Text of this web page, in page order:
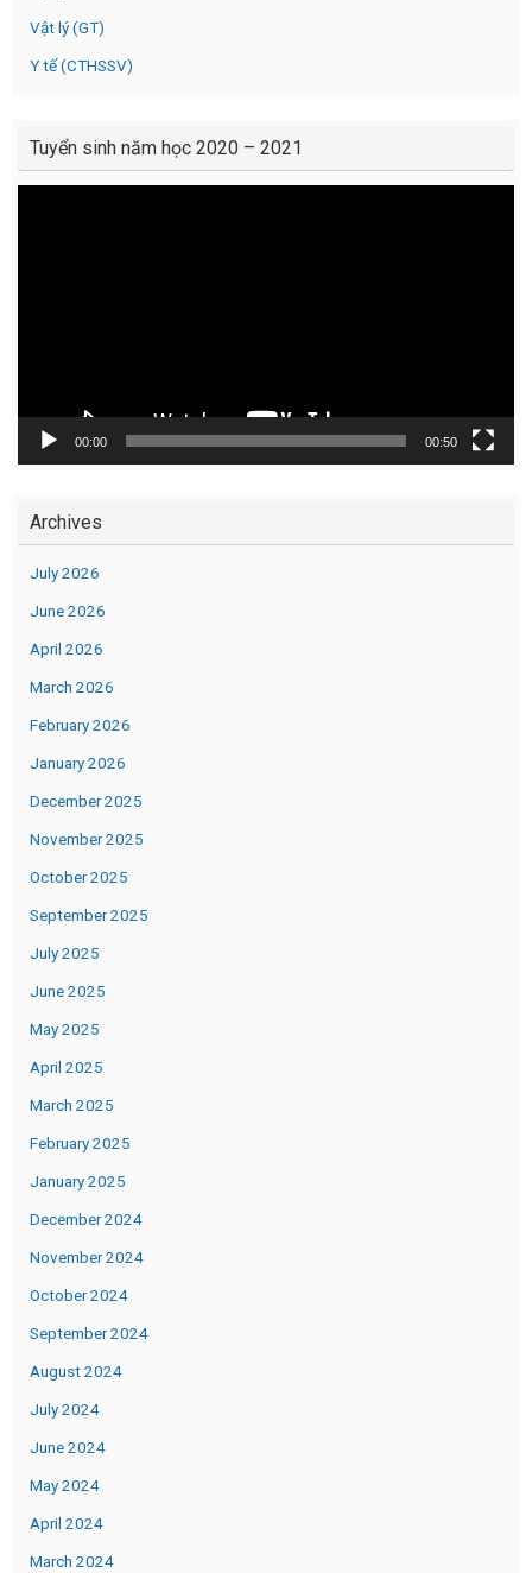
Vật lý (GT)
Y tế (CTHSSV)
Tuyển sinh năm học 2020 – 2021
00:00 00:50
Archives
July 2026
June 2026
April 2026
March 2026
February 2026
January 2026
December 2025
November 2025
October 2025
September 2025
July 2025
June 2025
May 2025
April 2025
March 2025
February 2025
January 2025
December 2024
November 2024
October 2024
September 2024
August 2024
July 2024
June 2024
May 2024
April 2024
March 2024